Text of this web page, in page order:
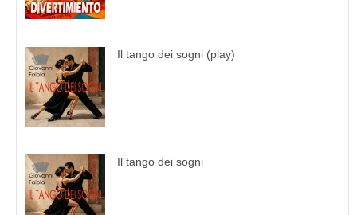
Il tango dei sogni (play)
Il tango dei sogni